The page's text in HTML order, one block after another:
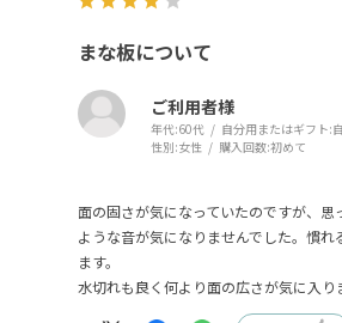
まな板について
ご利用者様
年代:60代 自分用またはギフト:
性別:女性 購入回数:初めて
面の固さが気になっていたのですが、思
ような音が気になりませんでした。慣れ
ます。
水切れも良く何より面の広さが気に入り